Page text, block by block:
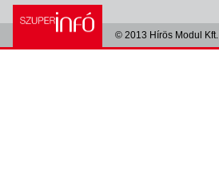
© 2013 Hírös Modul Kft.